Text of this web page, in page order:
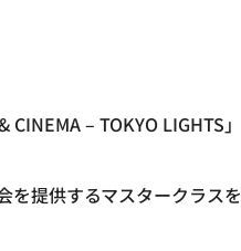
– TOKYO LIGHTS」
を提供するマスタークラスを